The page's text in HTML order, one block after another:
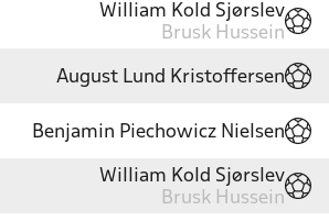
William Kold Sjørslev
Brusk Hussein
August Lund Kristoffersen
Benjamin Piechowicz Nielsen
William Kold Sjørslev
Brusk Hussein